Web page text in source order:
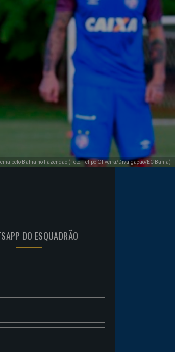
pelo Bahia no Fazendão (Foto: Felipe Oliveira/Divulgação/EC Bahia)
DO ESQUADRÃO